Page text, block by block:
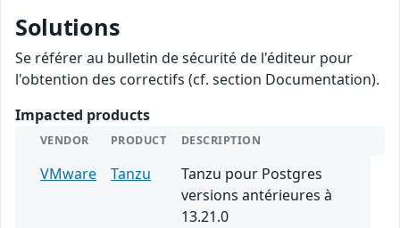
Solutions
Se référer au bulletin de sécurité de l'éditeur pour
l'obtention des correctifs (cf. section Documentation).
Impacted products
VENDOR PRODUCT DESCRIPTION
VMware Tanzu
Tanzu pour Postgres
versions antérieures à
13.21.0